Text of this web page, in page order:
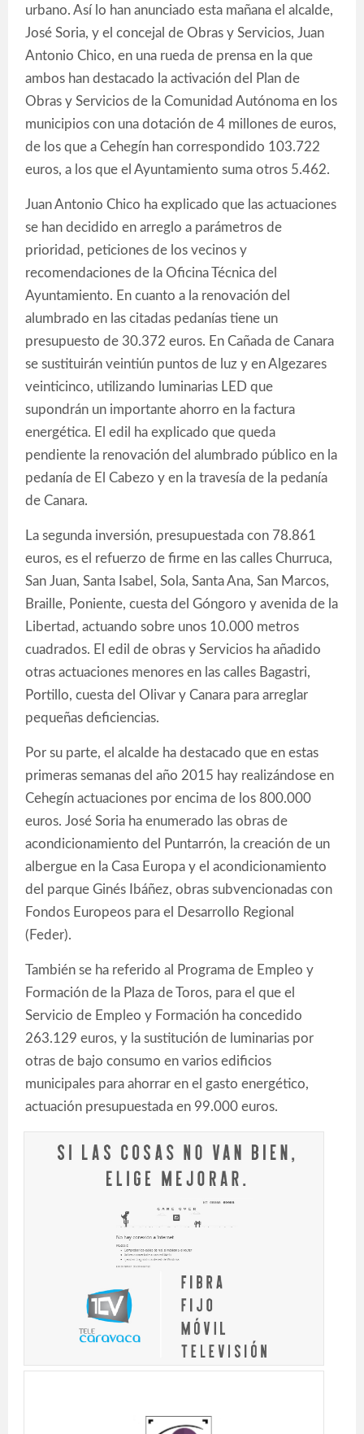
urbano. Así lo han anunciado esta mañana el alcalde,
José Soria, y el concejal de Obras y Servicios, Juan
Antonio Chico, en una rueda de prensa en la que
ambos han destacado la activación del Plan de
Obras y Servicios de la Comunidad Autónoma en los
municipios con una dotación de 4 millones de euros,
de los que a Cehegín han correspondido 103.722
euros, a los que el Ayuntamiento suma otros 5.462.
Juan Antonio Chico ha explicado que las actuaciones
se han decidido en arreglo a parámetros de
prioridad, peticiones de los vecinos y
recomendaciones de la Oficina Técnica del
Ayuntamiento. En cuanto a la renovación del
alumbrado en las citadas pedanías tiene un
presupuesto de 30.372 euros. En Cañada de Canara
se sustituirán veintiún puntos de luz y en Algezares
veinticinco, utilizando luminarias LED que
supondrán un importante ahorro en la factura
energética. El edil ha explicado que queda
pendiente la renovación del alumbrado público en la
pedanía de El Cabezo y en la travesía de la pedanía
de Canara.
La segunda inversión, presupuestada con 78.861
euros, es el refuerzo de firme en las calles Churruca,
San Juan, Santa Isabel, Sola, Santa Ana, San Marcos,
Braille, Poniente, cuesta del Góngoro y avenida de la
Libertad, actuando sobre unos 10.000 metros
cuadrados. El edil de obras y Servicios ha añadido
otras actuaciones menores en las calles Bagastri,
Portillo, cuesta del Olivar y Canara para arreglar
pequeñas deficiencias.
Por su parte, el alcalde ha destacado que en estas
primeras semanas del año 2015 hay realizándose en
Cehegín actuaciones por encima de los 800.000
euros. José Soria ha enumerado las obras de
acondicionamiento del Puntarrón, la creación de un
albergue en la Casa Europa y el acondicionamiento
del parque Ginés Ibáñez, obras subvencionadas con
Fondos Europeos para el Desarrollo Regional
(Feder).
También se ha referido al Programa de Empleo y
Formación de la Plaza de Toros, para el que el
Servicio de Empleo y Formación ha concedido
263.129 euros, y la sustitución de luminarias por
otras de bajo consumo en varios edificios
municipales para ahorrar en el gasto energético,
actuación presupuestada en 99.000 euros.